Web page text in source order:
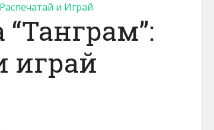
Распечатай и Играй
играй